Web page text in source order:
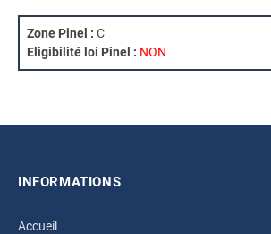
Zone Pinel : C
Eligibilité loi Pinel : NON
INFORMATIONS
Accueil